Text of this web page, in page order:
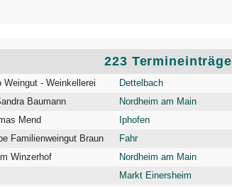
223 Termineinträge
- Weinkellerei
Dettelbach
Baumann
Nordheim am Main
Mend
Iphofen
Familienweingut Braun
Fahr
Winzerhof
Nordheim am Main
Markt Einersheim